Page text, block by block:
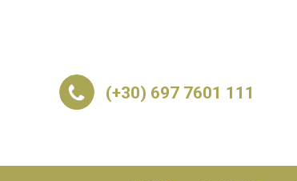
(+30) 697 7601 111